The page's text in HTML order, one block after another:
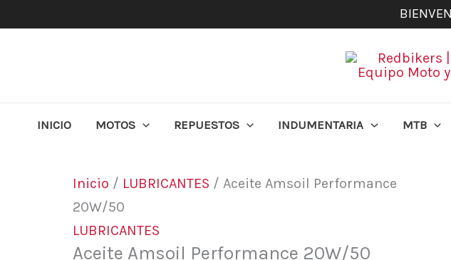
INICIO MOTOS REPUESTOS INDUMENTARIA MTB
Inicio / LUBRICANTES / Aceite Amsoil Performance
20W/50
LUBRICANTES
Aceite Amsoil Performance 20W/50